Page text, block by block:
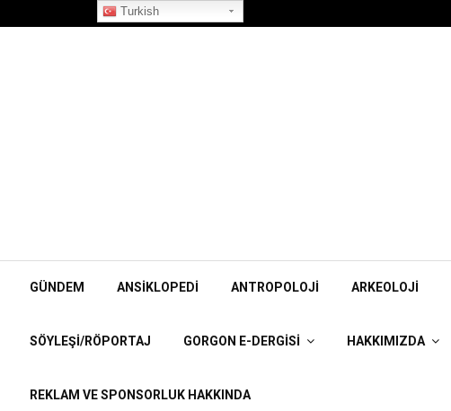
”Korpiklaani” Röportajı
GÜNDEM ANSIKLOPEDI ANTROPOLOJI ARKEOLOJI
SÖYLEŞI/RÖPORTAJ GORGON E-DERGISI HAKKIMIZDA
REKLAM VE SPONSORLUK HAKKINDA
Turkish